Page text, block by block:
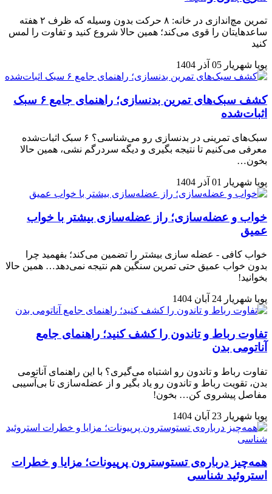
تمرین مچ‌اندازی در خانه: ۸ حرکت بدون وسیله که ظرف ۲ هفته
ساعدهایتان را قوی می‌کند؛ همین حالا شروع کنید و تفاوت را لمس
کنید
پویا شهریار 05 آذر 1404
کشف سبک‌های تمرین بدنسازی؛ راهنمای جامع ۶ سبک
اثبات‌شده
سبک‌های تمرینی در بدنسازی رو می‌شناسی؟ ۶ سبک اثبات‌شده
معرفی می‌کنیم تا نتیجه بگیری و دیگه سردرگم نشی، همین حالا
بخون…
پویا شهریار 01 آذر 1404
خواب و عضله‌سازی؛ راز عضله‌سازی بیشتر با خواب
عمیق
خواب کافی - عضله سازی بیشتر را تضمین می‌کند؛ بفهمید چرا
بدون خواب عمیق حتی تمرین سنگین هم نتیجه نمی‌دهد… همین حالا
بخوانید!
پویا شهریار 24 آبان 1404
تفاوت رباط و تاندون را کشف کنید؛ راهنمای جامع
آناتومی بدن
تفاوت رباط و تاندون رو اشتباه می‌گیری؟ با این راهنمای آناتومی
بدن، تقویت رباط و تاندون رو یاد بگیر و از عضله‌سازی تا بی‌آسیبی
مفاصل پیشروی کن… بخون!
پویا شهریار 23 آبان 1404
همه‌چیز درباره‌ی تستوسترون پرپیونات؛ مزایا و خطرات
استروئید شناسی